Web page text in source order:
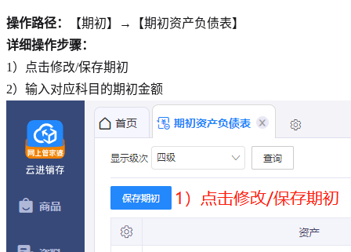
操作路径：
【期初】→【期初资产负债表】
详细操作步骤：
1）点击修改/保存期初
2）输入对应科目的期初金额